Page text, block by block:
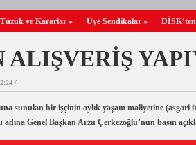
Tüzük ve Kararlar » Üye Sendikalar » DİSK’ten
ALIŞVERİŞ
/
sunulan bir işçinin aylık yaşam maliyetine (asgari
Genel Başkan Arzu Çerkezoğlu’nun basın